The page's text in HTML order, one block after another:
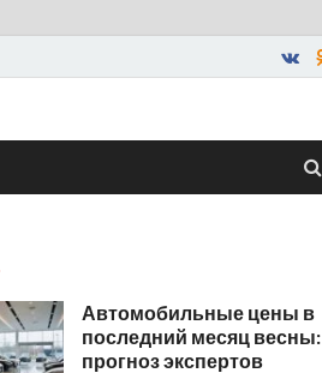
Автомобильные цены в
последний месяц весны:
прогноз экспертов